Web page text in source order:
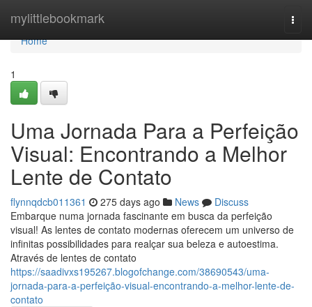
mylittlebookmark
Home
Home
1
Uma Jornada Para a Perfeição
Visual: Encontrando a Melhor
Lente de Contato
flynnqdcb011361 275 days ago News
Discuss
Embarque numa jornada fascinante em busca da perfeição
visual! As lentes de contato modernas oferecem um universo de
infinitas possibilidades para realçar sua beleza e autoestima.
Através de lentes de contato
https://saadivxs195267.blogofchange.com/38690543/uma-
jornada-para-a-perfeição-visual-encontrando-a-melhor-lente-de-
contato